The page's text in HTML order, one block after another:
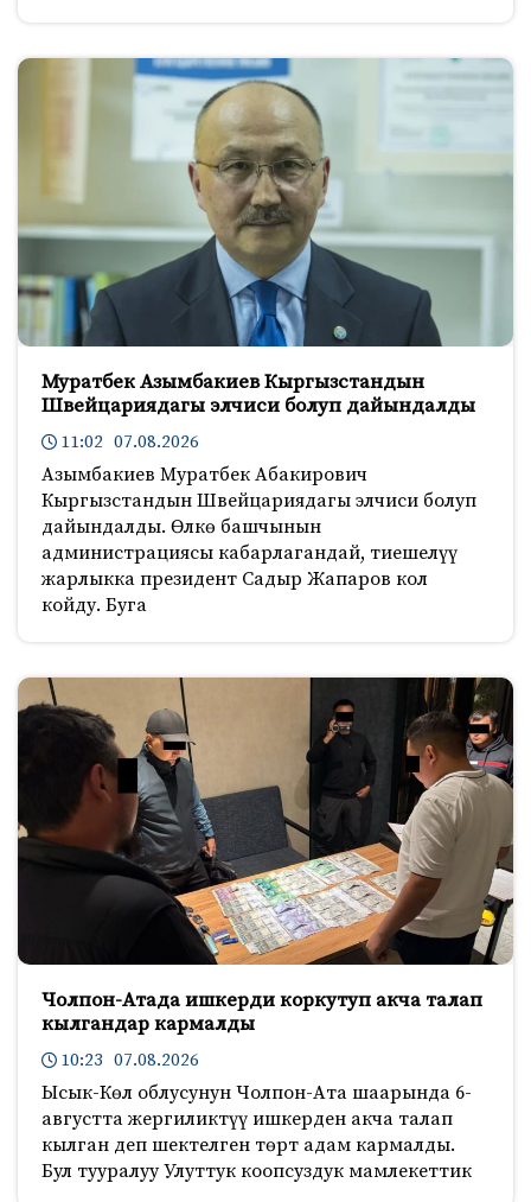
Муратбек Азымбакиев Кыргызстандын
Швейцариядагы элчиси болуп дайындалды
11:02 07.08.2026
Азымбакиев Муратбек Абакирович
Кыргызстандын Швейцариядагы элчиси болуп
дайындалды. Өлкө башчынын
администрациясы кабарлагандай, тиешелүү
жарлыкка президент Садыр Жапаров кол
койду. Буга
Чолпон-Атада ишкерди коркутуп акча талап
кылгандар кармалды
10:23 07.08.2026
Ысык-Көл облусунун Чолпон-Ата шаарында 6-
августта жергиликтүү ишкерден акча талап
кылган деп шектелген төрт адам кармалды.
Бул тууралуу Улуттук коопсуздук мамлекеттик